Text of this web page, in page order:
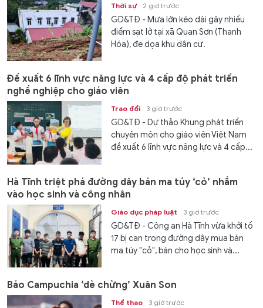
Thời sự 2 giờ trước
GD&TĐ - Mưa lớn kéo dài gây nhiều
điểm sạt lở tại xã Quan Sơn (Thanh
Hóa), đe dọa khu dân cư.
Đề xuất 6 lĩnh vực năng lực và 4 cấp độ phát triển
nghề nghiệp cho giáo viên
Trao đổi 3 giờ trước
GD&TĐ - Dự thảo Khung phát triển
chuyên môn cho giáo viên Việt Nam
đề xuất 6 lĩnh vực năng lực và 4 cấp...
Hà Tĩnh triệt phá đường dây bán ma túy ‘cỏ’ nhắm
vào học sinh và công nhân
Giáo dục pháp luật 3 giờ trước
GD&TĐ - Công an Hà Tĩnh vừa khởi tố
17 bị can trong đường dây mua bán
ma túy "cỏ", bán cho học sinh và...
Báo Campuchia ‘dè chừng’ Xuân Son
Thể thao 3 giờ trước